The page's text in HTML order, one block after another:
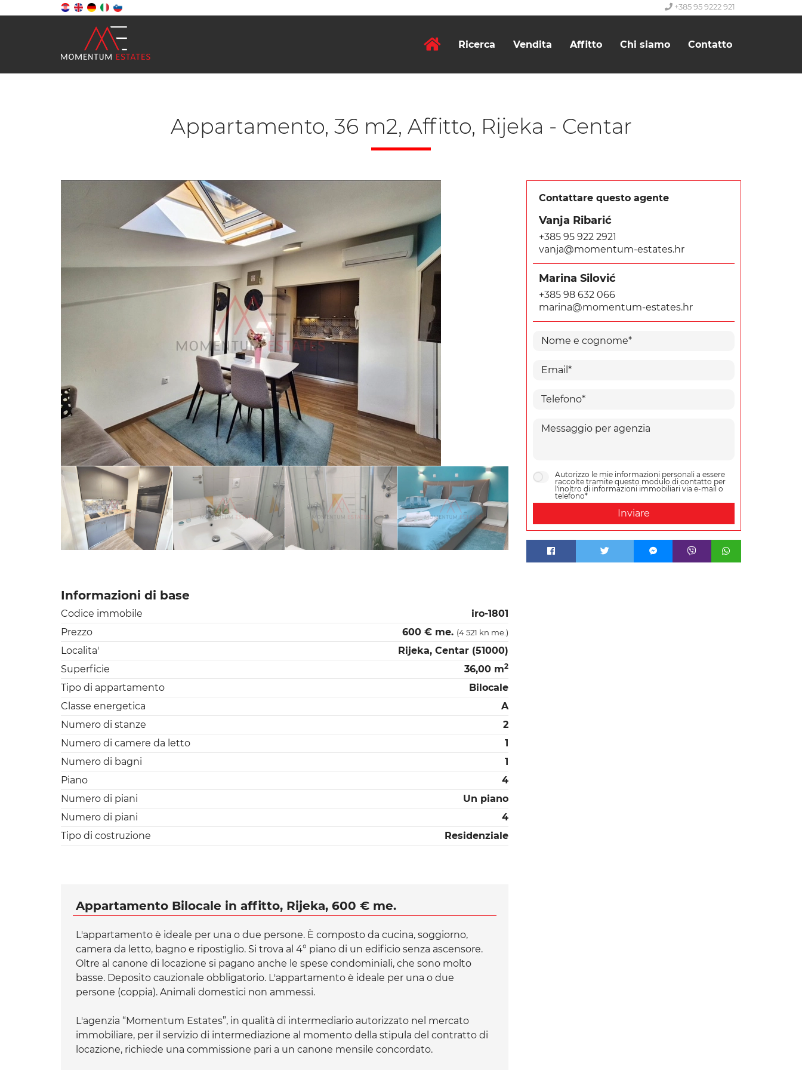
+385 95 9222 921
Ricerca Vendita Affitto Chi siamo Contatto
Appartamento, 36 m2, Affitto, Rijeka - Centar
Informazioni di base
Codice immobile
iro-1801
Prezzo
600 € me. (4 521 kn me.)
Localita'
Rijeka, Centar (51000)
Superficie
36,00 m2
Tipo di appartamento
Bilocale
Classe energetica
A
Numero di stanze
2
Numero di camere da letto
1
Numero di bagni
1
Piano
4
Numero di piani
Un piano
Numero di piani
4
Tipo di costruzione
Residenziale
Appartamento Bilocale in affitto, Rijeka, 600 € me.
L'appartamento è ideale per una o due persone. È composto da cucina, soggiorno,
camera da letto, bagno e ripostiglio. Si trova al 4° piano di un edificio senza ascensore.
Oltre al canone di locazione si pagano anche le spese condominiali, che sono molto
basse. Deposito cauzionale obbligatorio. L'appartamento è ideale per una o due
persone (coppia). Animali domestici non ammessi.
L'agenzia “Momentum Estates”, in qualità di intermediario autorizzato nel mercato
immobiliare, per il servizio di intermediazione al momento della stipula del contratto di
locazione, richiede una commissione pari a un canone mensile concordato.
Contattare questo agente
Vanja Ribarić
+385 95 922 2921
vanja@momentum-estates.hr
Marina Silović
+385 98 632 066
marina@momentum-estates.hr
Autorizzo le mie informazioni personali a essere
raccolte tramite questo modulo di contatto per
l'inoltro di informazioni immobiliari via e-mail o
telefono*
Inviare